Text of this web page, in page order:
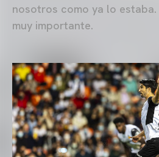
nosotros como ya lo
muy importante.